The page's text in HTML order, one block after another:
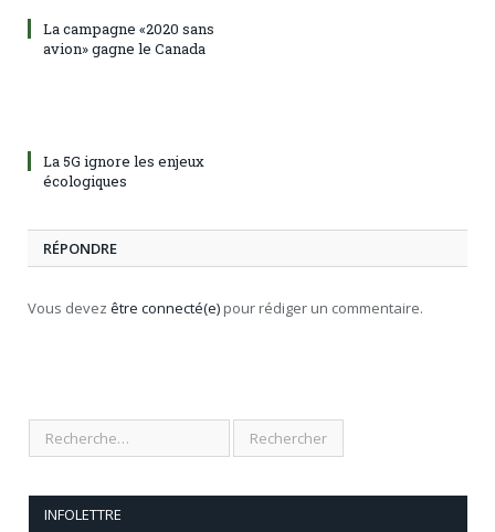
La campagne «2020 sans
avion» gagne le Canada
La 5G ignore les enjeux
écologiques
RÉPONDRE
Vous devez être connecté(e) pour rédiger un commentaire.
INFOLETTRE